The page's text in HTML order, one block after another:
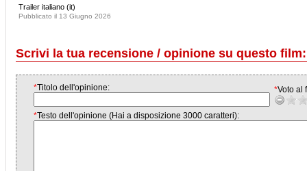
Trailer italiano (it)
Pubblicato il 13 Giugno 2026
Scrivi la tua recensione / opinione su questo
*Titolo dell'opinione: *Voto al
*Testo dell'opinione (Hai a disposizione 3000 caratteri):